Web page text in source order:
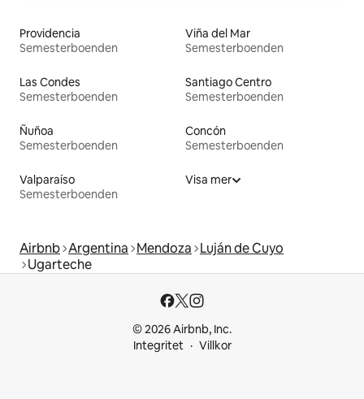
Providencia
Semesterboenden
Viña del Mar
Semesterboenden
Las Condes
Semesterboenden
Santiago Centro
Semesterboenden
Ñuñoa
Semesterboenden
Concón
Semesterboenden
Valparaíso
Semesterboenden
Visa mer
Airbnb Argentina Mendoza Luján de Cuyo
Ugarteche
© 2026 Airbnb, Inc.
Integritet
Villkor